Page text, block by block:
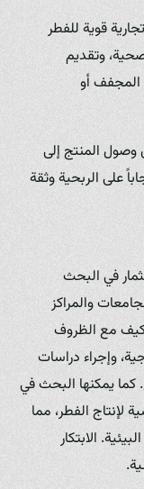
قوية للفطر
وتقديم
أو
المنتج إلى
على الربحية وثقة
في البحث
والمراكز
مع الظروف
وإجراء دراسات
كما يمكنها البحث في
لإنتاج الفطر، مما
الابتكار